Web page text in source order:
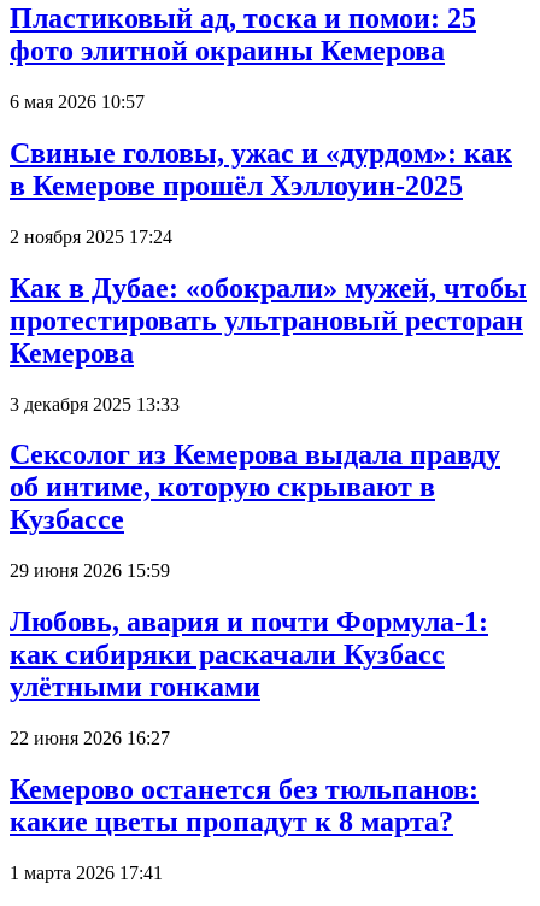
Пластиковый ад, тоска и помои: 25
фото элитной окраины Кемерова
6 мая 2026 10:57
Свиные головы, ужас и «дурдом»: как
в Кемерове прошёл Хэллоуин-2025
2 ноября 2025 17:24
Как в Дубае: «обокрали» мужей, чтобы
протестировать ультрановый ресторан
Кемерова
3 декабря 2025 13:33
Сексолог из Кемерова выдала правду
об интиме, которую скрывают в
Кузбассе
29 июня 2026 15:59
Любовь, авария и почти Формула-1:
как сибиряки раскачали Кузбасс
улётными гонками
22 июня 2026 16:27
Кемерово останется без тюльпанов:
какие цветы пропадут к 8 марта?
1 марта 2026 17:41